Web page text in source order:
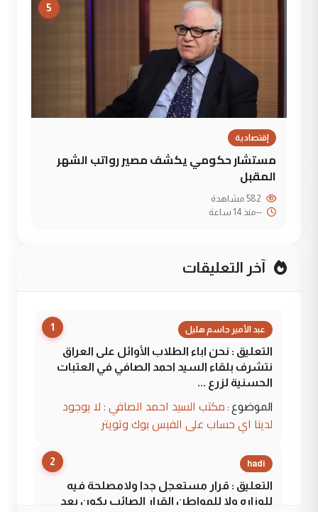
5
إقتصادية
مستشار حكومي يكشف مصير رواتب الشهر
المقبل
--منذ 14 ساعة
آخر التعليقات
1 عبد الأمير جاسم هليل
التعليق : نحن اباء الطلاب الأوائل على العراق
نتشرف بلقاء السيد احمد الصافي في العتبات
الحسنية لزرع ...
الموضوع : مكتب السيد احمد الصافي : لا يوجود
لدينا اي حساب على الفيس بوك وتويتر
2 hadi
التعليق : قرار مستعجل جدا ولامصلحة فيه
للوزاره ولا للمواطن القرار الصائب يكون بعد